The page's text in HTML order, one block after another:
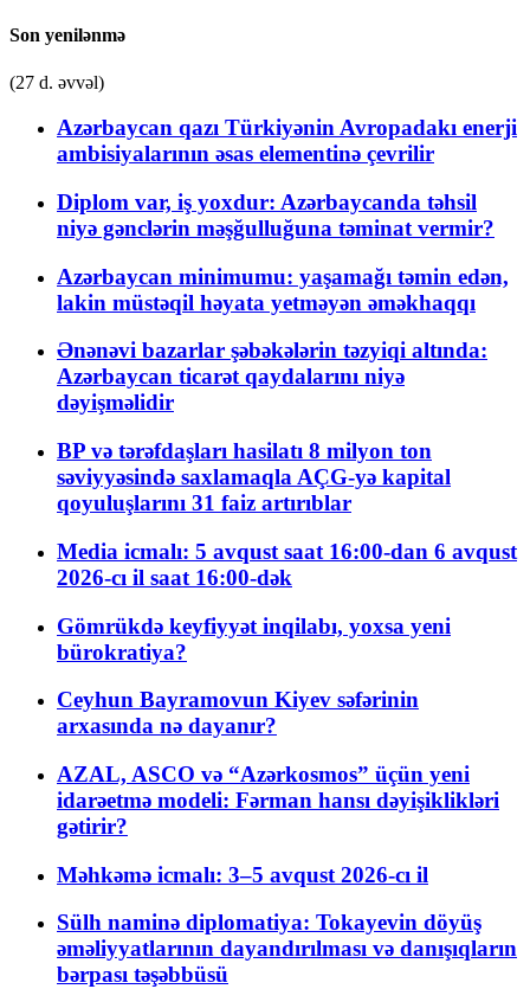
Son yenilənmə
(27 d. əvvəl)
Azərbaycan qazı Türkiyənin Avropadakı enerji
ambisiyalarının əsas elementinə çevrilir
Diplom var, iş yoxdur: Azərbaycanda təhsil
niyə gənclərin məşğulluğuna təminat vermir?
Azərbaycan minimumu: yaşamağı təmin edən,
lakin müstəqil həyata yetməyən əməkhaqqı
Ənənəvi bazarlar şəbəkələrin təzyiqi altında:
Azərbaycan ticarət qaydalarını niyə
dəyişməlidir
BP və tərəfdaşları hasilatı 8 milyon ton
səviyyəsində saxlamaqla AÇG-yə kapital
qoyuluşlarını 31 faiz artırıblar
Media icmalı: 5 avqust saat 16:00-dan 6 avqust
2026-cı il saat 16:00-dək
Gömrükdə keyfiyyət inqilabı, yoxsa yeni
bürokratiya?
Ceyhun Bayramovun Kiyev səfərinin
arxasında nə dayanır?
AZAL, ASCO və “Azərkosmos” üçün yeni
idarəetmə modeli: Fərman hansı dəyişiklikləri
gətirir?
Məhkəmə icmalı: 3–5 avqust 2026-cı il
Sülh naminə diplomatiya: Tokayevin döyüş
əməliyyatlarının dayandırılması və danışıqların
bərpası təşəbbüsü